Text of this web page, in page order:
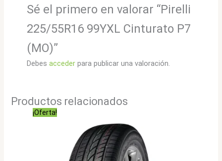
Sé el primero en valorar “Pirelli
225/55R16 99YXL Cinturato P7
(MO)”
Debes accederpara publicar una valoración.
Productos relacionados
¡Oferta!